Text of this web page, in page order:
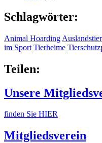
Schlagwörter:
Animal Hoarding
im Sport Tierheime
Teilen:
Unsere
finden Sie HIER
Mitgliedsverein